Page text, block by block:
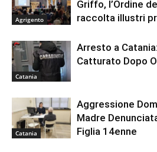
Agrigento
Griffo, l’Ordine
raccolta illustri
Catania
Arresto a
Catturato Dopo
Catania
Aggressione
Madre
Figlia 14enne